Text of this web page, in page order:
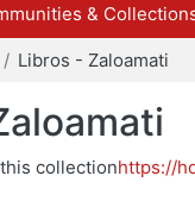
&
Libros - Zaloamati
collectionhttps://